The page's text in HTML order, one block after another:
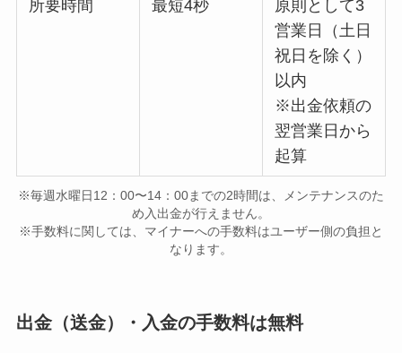
所要時間 最短4秒
原則として3
営業日（土日
祝日を除く）
以内
※出金依頼の
翌営業日から
起算
※毎週水曜日12：00〜14：00までの2時間は、メンテナンスのた
め入出金が行えません。
※手数料に関しては、マイナーへの手数料はユーザー側の負担と
なります。
出金（送金）・入金の手数料は無料